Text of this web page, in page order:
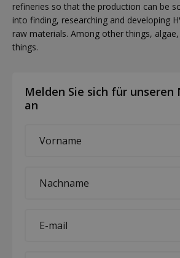
refineries so that the production can be
into finding, researching and developing
raw materials. Among other things,
things.
Melden Sie sich für
an
name
name
mail